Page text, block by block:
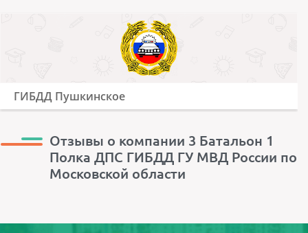
ГИБДД Пушкинское
Отзывы о компании 3 Батальон 1
Полка ДПС ГИБДД ГУ МВД России по
Московской области